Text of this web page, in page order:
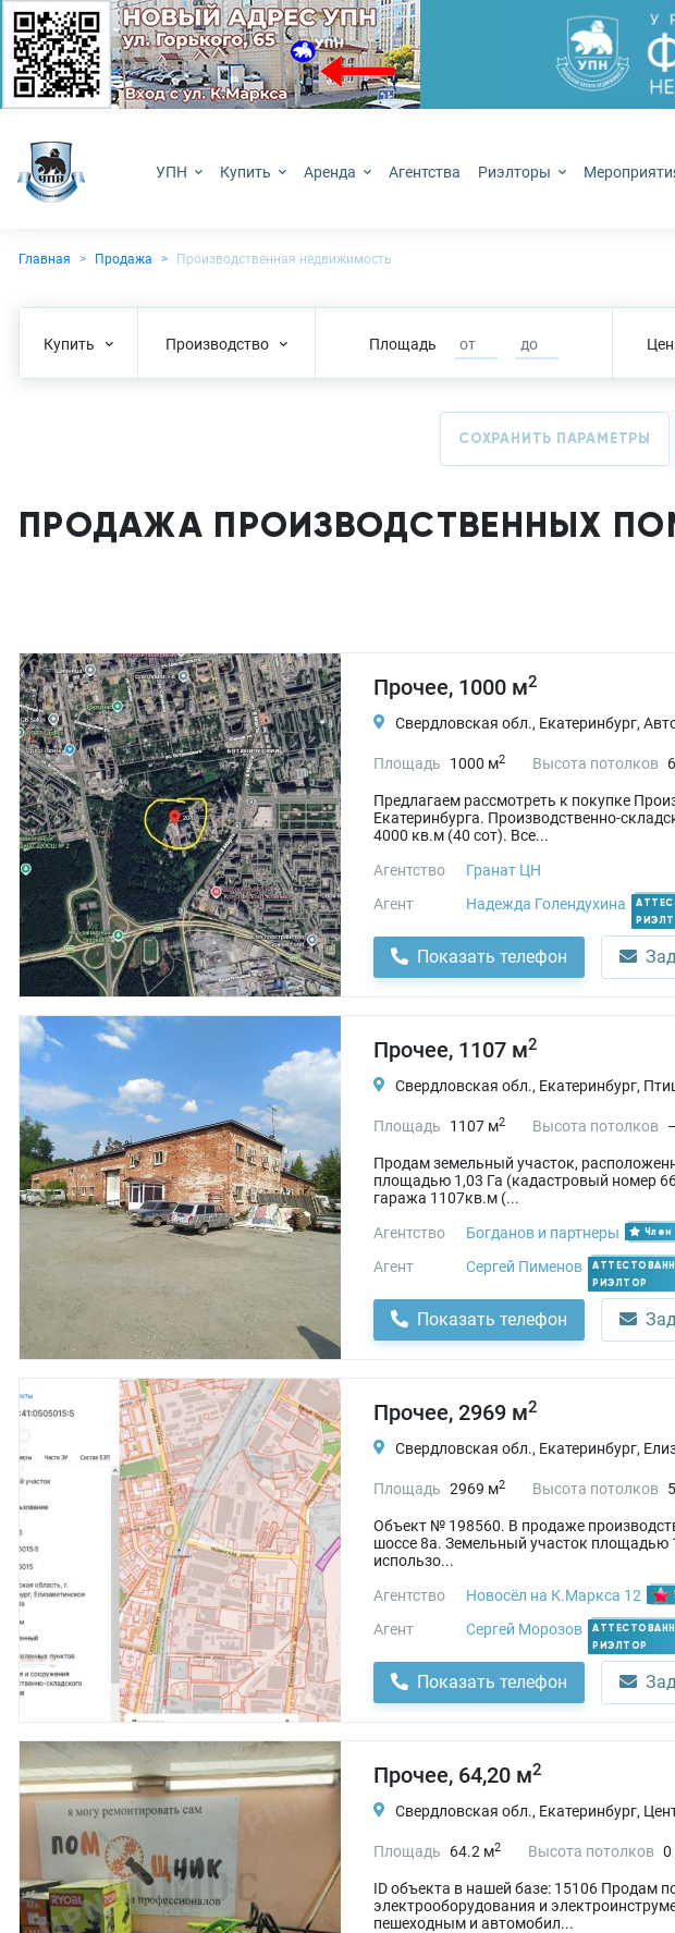
УПН Купить Аренда Агентства Риэлторы
Главная Продажа Производственная недвижимость
Купить Производство Площадь
СОХРАНИТЬ ПАРАМЕТРЫ
ПРОДАЖА ПРОИЗВОДСТВЕННЫХ
Прочее, 1000 м2
Свердловская обл., Екатеринбург,
Площадь 1000 м2 Высота потолков
Предлагаем рассмотреть к покупке
Екатеринбурга. Производственно-
4000 кв.м (40 сот). Все...
Агентство
Гранат ЦН
Агент
Надежда Голендухина
Показать телефон
Прочее, 1107 м2
Свердловская обл., Екатеринбург,
Площадь 1107 м2 Высота потолков
Продам земельный участок,
площадью 1,03 Га (кадастровый номер
гаража 1107кв.м (...
Агентство
Богданов и партнеры Член
Агент Сергей Пименов
РИЭЛТОР
Показать телефон
Прочее, 2969 м2
Свердловская обл., Екатеринбург,
Площадь 2969 м2 Высота потолков
Объект № 198560. В продаже
шоссе 8а. Земельный участок площадью
использо...
Агентство
Новосёл на К.Маркса 12
Агент Сергей Морозов
РИЭЛТОР
Показать телефон
Прочее, 64,20 м2
Свердловская обл., Екатеринбург,
Площадь 64.2 м2 Высота потолков 0
ID объекта в нашей базе: 15106
электрооборудования и
пешеходным и автомобил...